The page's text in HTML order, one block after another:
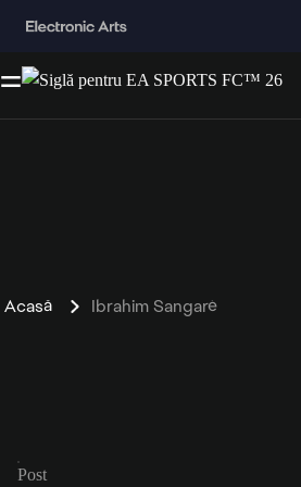
Acasă Ibrahim Sangaré
Post